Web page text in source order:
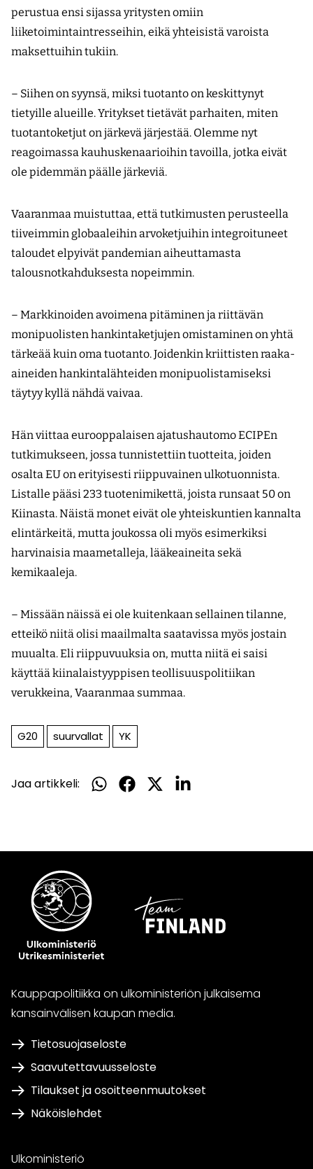
perustua ensi sijassa yritysten omiin
liiketoimintaintresseihin, eikä yhteisistä varoista
maksettuihin tukiin.
– Siihen on syynsä, miksi tuotanto on keskittynyt
tietyille alueille. Yritykset tietävät parhaiten, miten
tuotantoketjut on järkevä järjestää. Olemme nyt
reagoimassa kauhuskenaarioihin tavoilla, jotka eivät
ole pidemmän päälle järkeviä.
Vaaranmaa muistuttaa, että tutkimusten perusteella
tiiveimmin globaaleihin arvoketjuihin integroituneet
taloudet elpyivät pandemian aiheuttamasta
talousnotkahduksesta nopeimmin.
– Markkinoiden avoimena pitäminen ja riittävän
monipuolisten hankintaketjujen omistaminen on yhtä
tärkeää kuin oma tuotanto. Joidenkin kriittisten raaka-
aineiden hankintalähteiden monipuolistamiseksi
täytyy kyllä nähdä vaivaa.
Hän viittaa eurooppalaisen ajatushautomo ECIPEn
tutkimukseen, jossa tunnistettiin tuotteita, joiden
osalta EU on erityisesti riippuvainen ulkotuonnista.
Listalle pääsi 233 tuotenimikettä, joista runsaat 50 on
Kiinasta. Näistä monet eivät ole yhteiskuntien kannalta
elintärkeitä, mutta joukossa oli myös esimerkiksi
harvinaisia maametalleja, lääkeaineita sekä
kemikaaleja.
– Missään näissä ei ole kuitenkaan sellainen tilanne,
etteikö niitä olisi maailmalta saatavissa myös jostain
muualta. Eli riippuvuuksia on, mutta niitä ei saisi
käyttää kiinalaistyyppisen teollisuuspolitiikan
verukkeina, Vaaranmaa summaa.
G20 suurvallat YK
Jaa artikkeli:
Jaa
Jaa
Jaa
Jaa
Kauppapolitiikka on ulkoministeriön julkaisema
kansainvälisen kaupan media.
Tietosuojaseloste
Saavutettavuusseloste
Tilaukset ja osoitteenmuutokset
Näköislehdet
Ulkoministeriö